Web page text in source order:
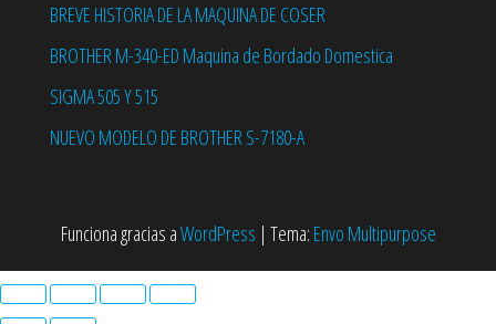
BREVE HISTORIA DE LA MAQUINA DE COSER
BROTHER M-340-ED Maquina de Bordado Domestica
SIGMA 505 Y 515
NUEVO MODELO DE BROTHER S-7180-A
Funciona gracias aWordPress | Tema: Envo Multipurpose